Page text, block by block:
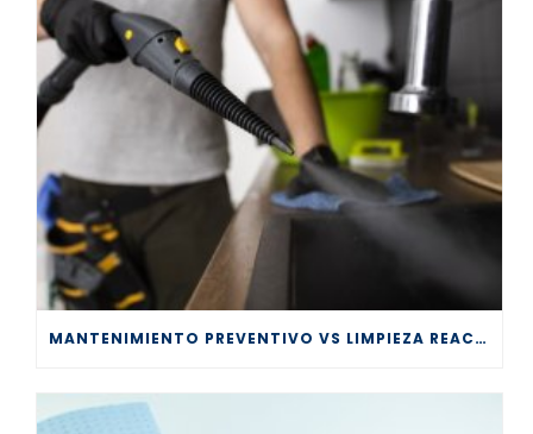
MANTENIMIENTO PREVENTIVO VS LIMPIEZA REACTIVA